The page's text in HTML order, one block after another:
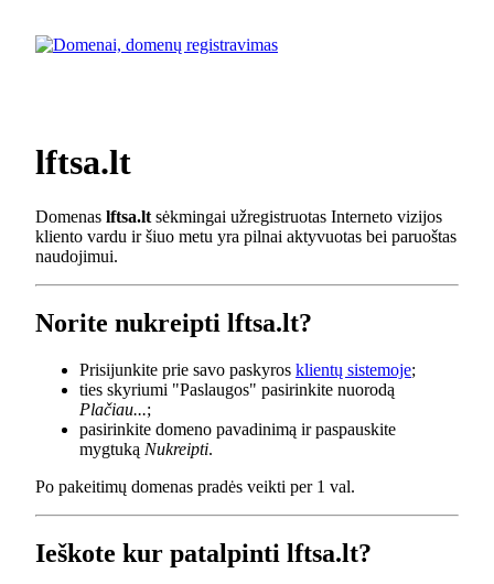
lftsa.lt
Domenas lftsa.lt sėkmingai užregistruotas Interneto vizijos
kliento vardu ir šiuo metu yra pilnai aktyvuotas bei paruoštas
naudojimui.
Norite nukreipti lftsa.lt?
Prisijunkite prie savo paskyros klientų sistemoje;
ties skyriumi "Paslaugos" pasirinkite nuorodą
Plačiau...;
pasirinkite domeno pavadinimą ir paspauskite
mygtuką Nukreipti.
Po pakeitimų domenas pradės veikti per 1 val.
Ieškote kur patalpinti lftsa.lt?